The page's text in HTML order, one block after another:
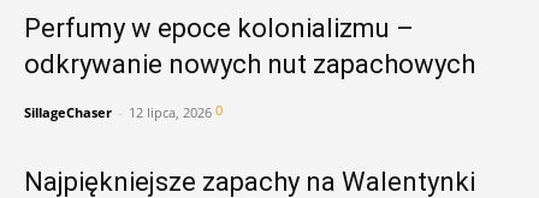
Perfumy w epoce kolonializmu –
odkrywanie nowych nut zapachowych
SillageChaser - 12 lipca, 2026 0
Najpiękniejsze zapachy na Walentynki